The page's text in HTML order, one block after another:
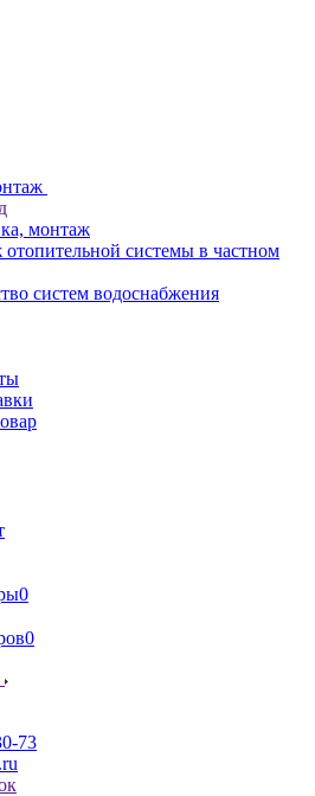
монтаж
системы в частном
систем водоснабжения
0
0
73